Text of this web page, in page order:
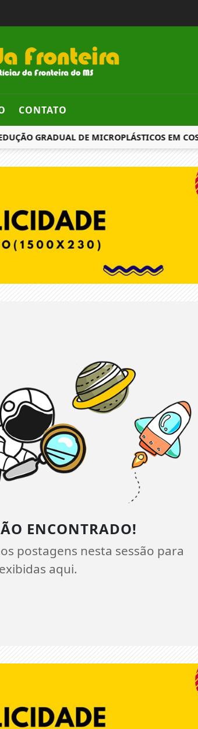
CONTATO
GRADUAL DE MICROPLÁSTICOS EM
ENCONTRADO!
postagens nesta sessão para
aqui.